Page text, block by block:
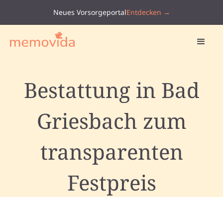
Neues VorsorgeportalEntdecken →
Bestattung in Bad
Griesbach zum
transparenten
Festpreis